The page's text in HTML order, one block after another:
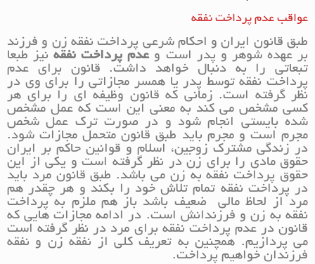
عواقب عدم پرداخت نفقه
طبق قانون ایران و احکام شرعی پرداخت نفقه زن و فرزند
بر عهده شوهر و پدر است وعدم پرداخت نفقهنیز طبعا
تبعاتی را به دنبال خواهد داشت. قانون برای عدم
پرداخت نفقه توسط پدر یا همسر مجازاتی را برای وی در
نظر گرفته است. زمانی که قانون وظیفه ای را برای هر
کسی مشخص می کند به معنی این است که عمل مشخص
شده بایستی انجام شود و در صورت ترک عمل شخص
مجرم است و مجرم باید طبق قانون متحمل مجازات شود.
در زندگی مشترک زوجین، اسلام و قوانین حاکم بر ایران
حقوق مادی را برای زن در نظر گرفته است و یکی از این
حقوق پرداخت نفقه به زن می باشد. طبق قانون مرد باید
در پرداخت نفقه تمام تلاش خود را بکند و هر چقدر هم
مرد از لحاظ مالی ضعیف باشد باز هم ملزم به پرداخت
نفقه به زن و فرزندانش است. در ادامه مجازات هایی که
قانون در عدم پرداخت نفقه برای مرد در نظر گرفته است
می پردازیم. همچنین به تعریف کلی از نفقه زن و نفقه
فرزندان خواهیم پرداخت.